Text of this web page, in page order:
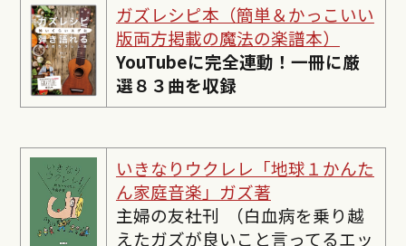
ガズレシピ本（簡単＆かっこいい
版両方掲載の魔法の楽譜本）
YouTubeに完全連動！一冊に厳
選８３曲を収録
いきなりウクレレ「地球１かんた
ん家庭音楽」ガズ著
主婦の友社刊 （白血病を乗り越
えたガズが良いこと言ってるエッ